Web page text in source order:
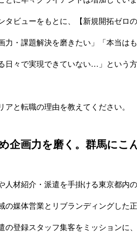
タビューをもとに、【新規開拓ゼロ
力・課題解決を磨きたい」「本当は
日々で実現できていない…」という
と転職の理由を教えてください。
企画力を磨く。群馬にこ
人材紹介・派遣を手掛ける東京都内
の媒体営業とリブランディングした
の登録スタッフ集客をミッションに